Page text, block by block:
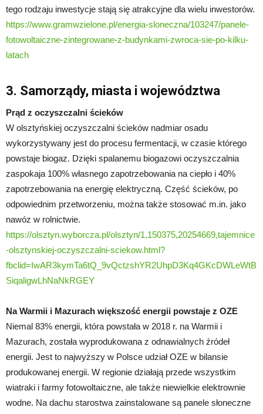
tego rodzaju inwestycje stają się atrakcyjne dla wielu inwestorów.
https://www.gramwzielone.pl/energia-sloneczna/103247/panele-
fotowoltaiczne-zintegrowane-z-budynkami-zwroca-sie-po-kilku-
latach
3. Samorządy, miasta i województwa
Prąd z oczyszczalni ścieków
W olsztyńskiej oczyszczalni ścieków nadmiar osadu
wykorzystywany jest do procesu fermentacji, w czasie którego
powstaje biogaz. Dzięki spalanemu biogazowi oczyszczalnia
zaspokaja 100% własnego zapotrzebowania na ciepło i 40%
zapotrzebowania na energię elektryczną. Część ścieków, po
odpowiednim przetworzeniu, można także stosować m.in. jako
nawóz w rolnictwie.
https://olsztyn.wyborcza.pl/olsztyn/1,150375,20254669,tajemnice
-olsztynskiej-oczyszczalni-sciekow.html?
fbclid=IwAR3kymTa6tQ_9vQctzshYR2UhpD3Kq4GKcDWLeWtB
SiqaligwLhNaNkRGEY
Na Warmii i Mazurach większość energii powstaje z OZE
Niemal 83% energii, która powstała w 2018 r. na Warmii i
Mazurach, została wyprodukowana z odnawialnych źródeł
energii. Jest to najwyższy w Polsce udział OZE w bilansie
produkowanej energii. W regionie działają przede wszystkim
wiatraki i farmy fotowoltaiczne, ale także niewielkie elektrownie
wodne. Na dachu starostwa zainstalowane są panele słoneczne